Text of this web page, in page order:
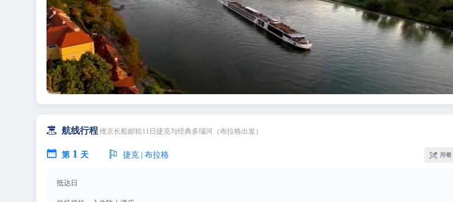
 航线行程 维京长船邮轮11日捷克与经典多瑙河（布拉格出发）
 第 1 天  捷克 | 布拉格  用
抵达日